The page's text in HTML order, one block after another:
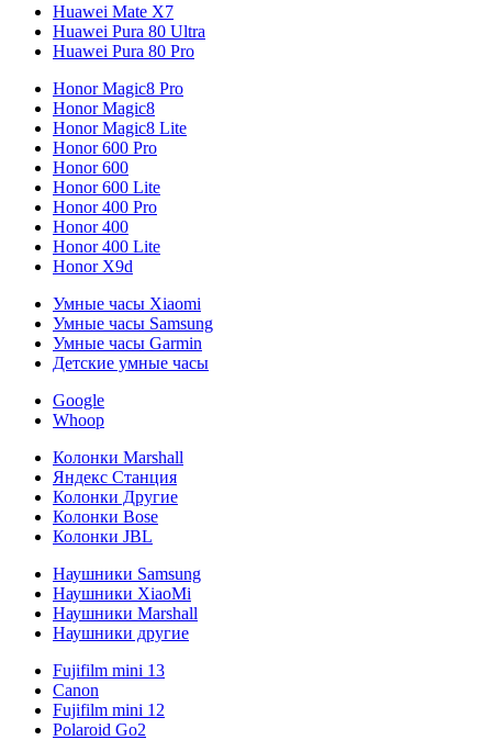
Huawei Mate X7
Huawei Pura 80 Ultra
Huawei Pura 80 Pro
Honor Magic8 Pro
Honor Magic8
Honor Magic8 Lite
Honor 600 Pro
Honor 600
Honor 600 Lite
Honor 400 Pro
Honor 400
Honor 400 Lite
Honor X9d
Умные часы Xiaomi
Умные часы Samsung
Умные часы Garmin
Детские умные часы
Google
Whoop
Колонки Marshall
Яндекс Станция
Колонки Другие
Колонки Bose
Колонки JBL
Наушники Samsung
Наушники XiaoMi
Наушники Marshall
Наушники другие
Fujifilm mini 13
Canon
Fujifilm mini 12
Polaroid Go2